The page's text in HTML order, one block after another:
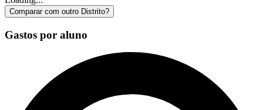
Comparar com outro Distrito?
Gastos por aluno